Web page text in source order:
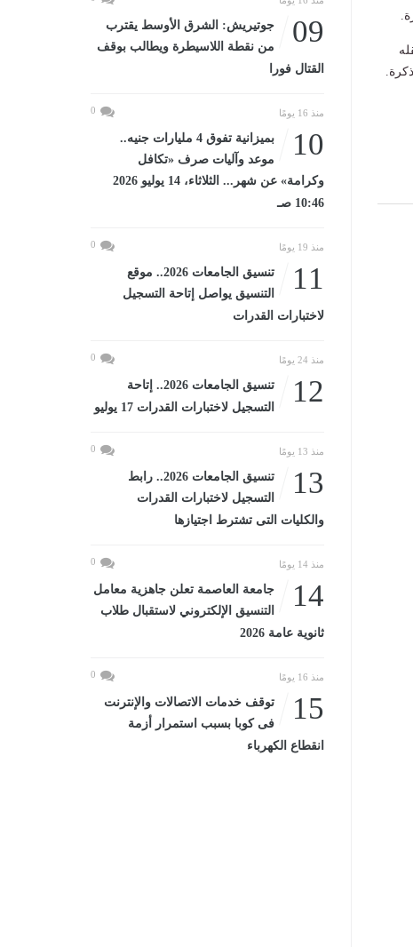
09
جوتيريش: الشرق الأوسط يقترب
من نقطة اللاسيطرة ويطالب بوقف
القتال فورا
منذ 16 يومًا 0
10
بميزانية تفوق 4 مليارات جنيه..
موعد وآليات صرف «تكافل
وكرامة» عن شهر... الثلاثاء، 14 يوليو 2026
10:46 صـ
منذ 19 يومًا 0
11
تنسيق الجامعات 2026.. موقع
التنسيق يواصل إتاحة التسجيل
لاختبارات القدرات
منذ 24 يومًا 0
12
تنسيق الجامعات 2026.. إتاحة
التسجيل لاختبارات القدرات 17 يوليو
منذ 13 يومًا 0
13
تنسيق الجامعات 2026.. رابط
التسجيل لاختبارات القدرات
والكليات التى تشترط اجتيازها
منذ 14 يومًا 0
14
جامعة العاصمة تعلن جاهزية معامل
التنسيق الإلكتروني لاستقبال طلاب
ثانوية عامة 2026
منذ 16 يومًا 0
15
توقف خدمات الاتصالات والإنترنت
فى كوبا بسبب استمرار أزمة
انقطاع الكهرباء